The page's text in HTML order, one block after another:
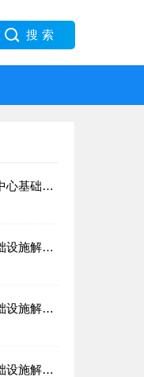
政府与公共事业数据中心基础设施解决方案
广电系统数据中心基础设施解决方案
大型企业数据中心基础设施解决方案
医疗行业数据中心基础设施解决方案